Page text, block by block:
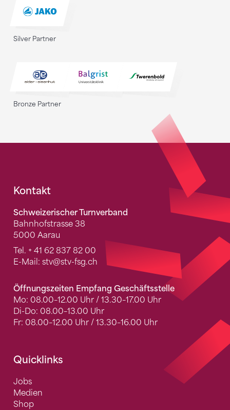
Silver Partner
Bronze Partner
Fusszeile
Kontakt
Schweizerischer Turnverband
Bahnhofstrasse 38
5000 Aarau
Tel. + 41 62 837 82 00
E-Mail: stv@stv-fsg.ch
Öffnungszeiten Empfang Geschäftsstelle
Mo: 08.00–12.00 Uhr / 13.30–17.00 Uhr
Di-Do: 08.00–13.00 Uhr
Fr: 08.00–12.00 Uhr / 13.30–16.00 Uhr
Quicklinks
Jobs
Medien
Shop